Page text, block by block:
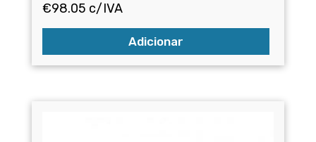
€98.05 c/IVA
Adicionar